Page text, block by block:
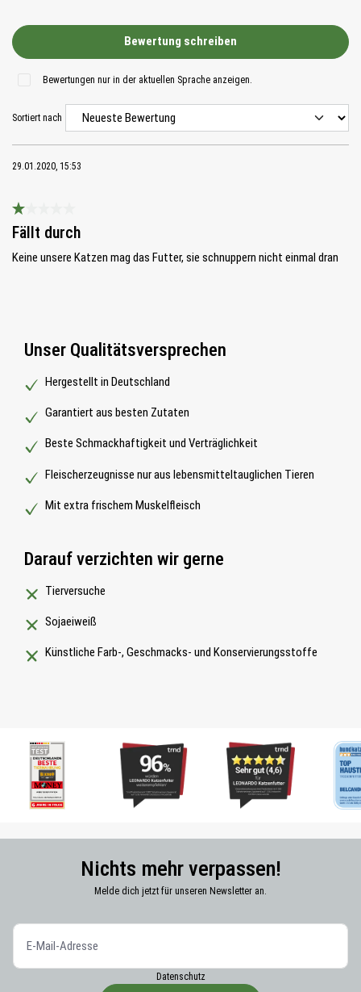
Bewertung schreiben
Bewertungen nur in der aktuellen Sprache anzeigen.
Sortiert nach
29.01.2020, 15:53
Bewertung mit 1 von 5 Sternen
Fällt durch
Keine unsere Katzen mag das Futter, sie schnuppern nicht einmal dran
Unser Qualitätsversprechen
Hergestellt in Deutschland
Garantiert aus besten Zutaten
Beste Schmackhaftigkeit und Verträglichkeit
Fleischerzeugnisse nur aus lebensmitteltauglichen Tieren
Mit extra frischem Muskelfleisch
Darauf verzichten wir gerne
Tierversuche
Sojaeiweiß
Künstliche Farb-, Geschmacks- und Konservierungsstoffe
Nichts mehr verpassen!
Melde dich jetzt für unseren Newsletter an.
Datenschutz